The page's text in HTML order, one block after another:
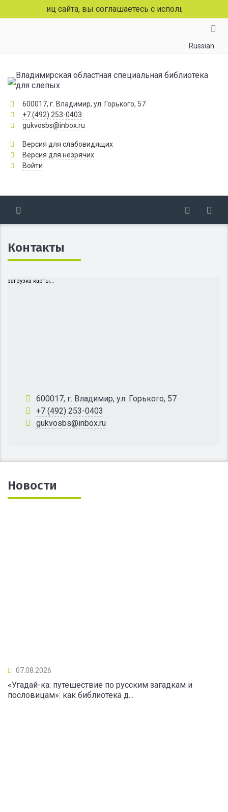
сайта, вы соглашаетесь с использованием
Russian
Владимирская областная специальная библиотека
для слепых
600017, г. Владимир, ул. Горького, 57
+7 (492) 253-0403
gukvosbs@inbox.ru
Версия для слабовидящих
Версия для незрячих
Войти
Контакты
загрузка карты...
600017, г. Владимир, ул. Горького, 57
+7 (492) 253-0403
gukvosbs@inbox.ru
Новости
07.08.2026
«Угадай-ка: путешествие по русским загадкам и
пословицам»: как библиотека д...